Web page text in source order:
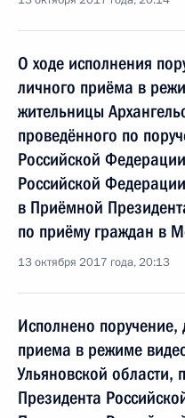
О ходе исполнения
личного приёма в
жительницы
проведённого по
Российской
Российской
в Приёмной
по приёму граждан в
13 октября 2017 года, 20:13
Исполнено
приема в режиме
Ульяновской области,
Президента